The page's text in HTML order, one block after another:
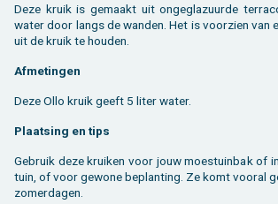
Deze kruik is ge­maakt uit on­ge­gla­zuur­de
water door langs de wan­den. Het is voor­zien van
uit de kruik te hou­den.
Af­me­tin­gen
Deze Ollo kruik geeft 5 liter water.
Plaat­sing en tips
Ge­bruik deze krui­ken voor jouw moes­tuin­bak of
tuin, of voor ge­wo­ne be­plan­ting. Ze komt voor­al
zo­mer­da­gen.